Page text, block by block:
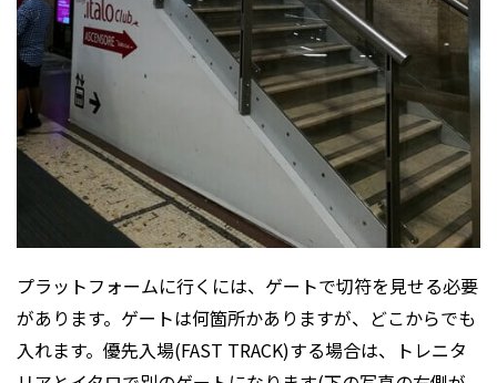
プラットフォームに行くには、ゲートで切符を見せる必要
があります。ゲートは何箇所かありますが、どこからでも
入れます。優先入場(FAST TRACK)する場合は、トレニタ